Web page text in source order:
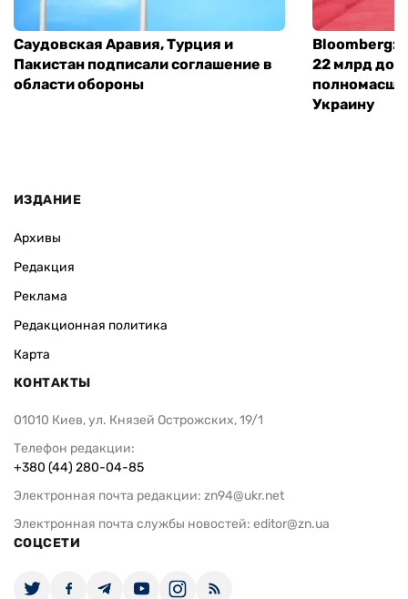
Саудовская Аравия, Турция и
Пакистан подписали соглашение в
области обороны
Bloomberg:
22 млрд
Украину
ИЗДАНИЕ
Архивы
Редакция
Реклама
Редакционная политика
Карта
КОНТАКТЫ
01010 Киев, ул. Князей Острожских, 19/1
Телефон редакции:
+380 (44) 280-04-85
Электронная почта редакции: zn94@ukr.net
Электронная почта службы новостей: editor@zn.ua
СОЦСЕТИ